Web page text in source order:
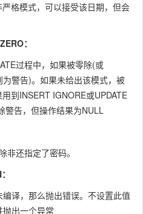
格模式，可以接受该日期，但会
：
过程中，如果被零除(或
警告)。如果未给出该模式，被
到INSERT IGNORE或UPDATE
警告，但操作结果为NULL
非还指定了密码。
译，那么抛出错误。不设置此值
出一个异常